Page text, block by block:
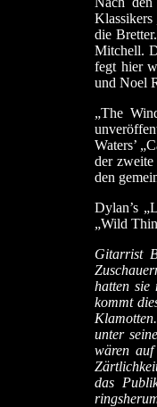
Klassikers
die
Mitchell.
fegt hier
und Noel
„The
Waters’
der
den
Dylan’s
„Wild
Gitarrist
hatten sie
kommt
unter
wären
das